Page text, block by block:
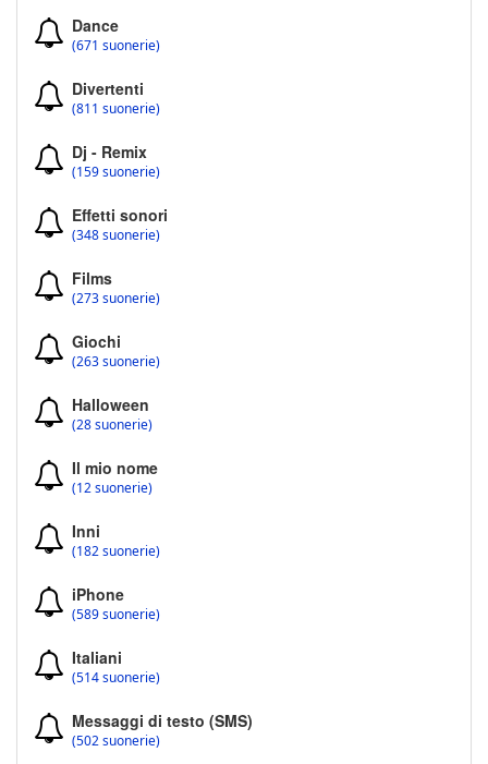
Dance
(671 suonerie)
Divertenti
(811 suonerie)
Dj - Remix
(159 suonerie)
Effetti sonori
(348 suonerie)
Films
(273 suonerie)
Giochi
(263 suonerie)
Halloween
(28 suonerie)
Il mio nome
(12 suonerie)
Inni
(182 suonerie)
iPhone
(589 suonerie)
Italiani
(514 suonerie)
Messaggi di testo (SMS)
(502 suonerie)